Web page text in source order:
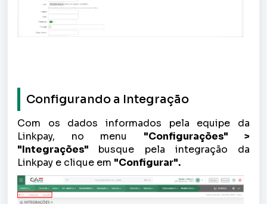
Configurando a Integração
Com os dados informados pela equipe da
Linkpay, no menu "Configurações" >
"Integrações" busque pela integração da
Linkpay e clique em "Configurar".